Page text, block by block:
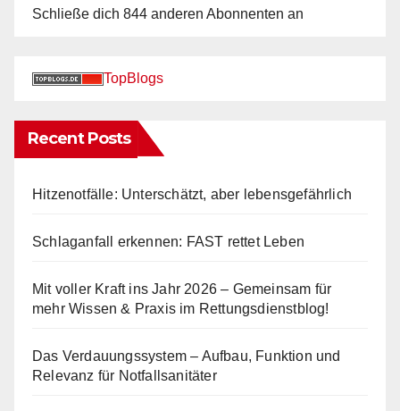
Schließe dich 844 anderen Abonnenten an
TopBlogs
Recent Posts
Hitzenotfälle: Unterschätzt, aber lebensgefährlich
Schlaganfall erkennen: FAST rettet Leben
Mit voller Kraft ins Jahr 2026 – Gemeinsam für
mehr Wissen & Praxis im Rettungsdienstblog!
Das Verdauungssystem – Aufbau, Funktion und
Relevanz für Notfallsanitäter